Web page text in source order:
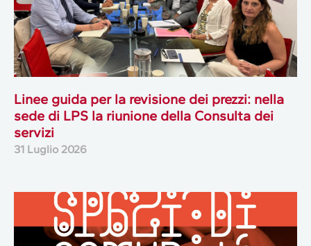
Linee guida per la revisione dei prezzi: nella
sede di LPS la riunione della Consulta dei
servizi
31 Luglio 2026